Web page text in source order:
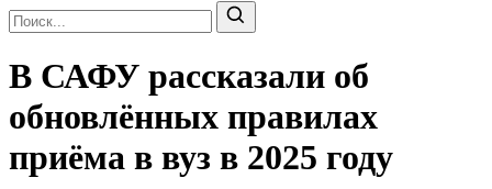
В САФУ рассказали об
обновлённых правилах
приёма в вуз в 2025 году